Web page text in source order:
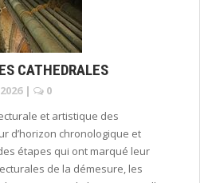
CATHEDRALES
|
0
et artistique des
d’horizon chronologique et
étapes qui ont marqué leur
de la démesure, les